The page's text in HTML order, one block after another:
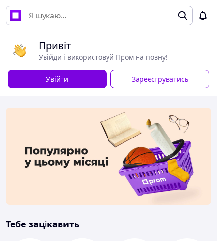
Привіт
Увійди і використовуй Пром на повну!
Увійти Зареєструватись
Тебе зацікавить